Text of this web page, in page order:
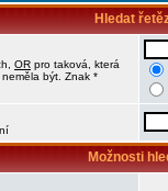
Hledat
OR pro taková, která
být. Znak *
Možnosti